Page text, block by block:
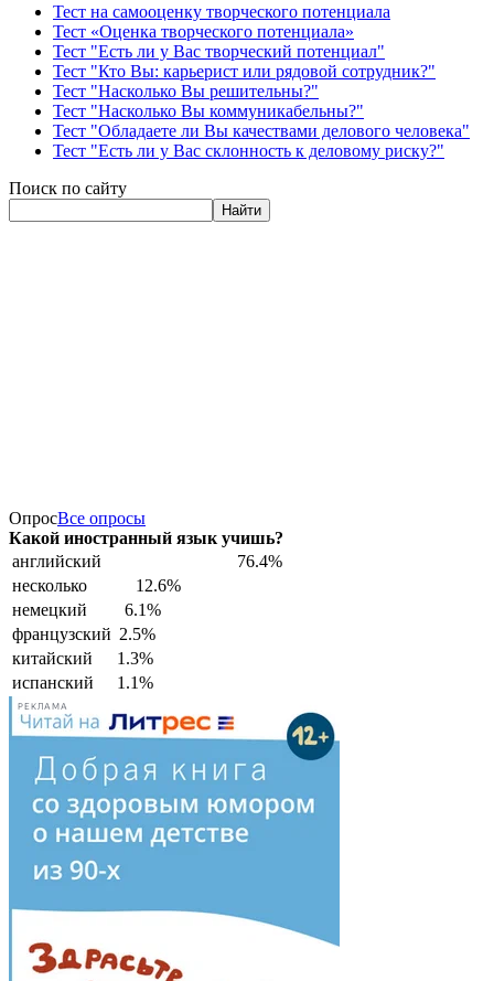
Тест на самооценку творческого потенциала
Тест «Оценка творческого потенциала»
Тест "Есть ли у Вас творческий потенциал"
Тест "Кто Вы: карьерист или рядовой сотрудник?"
Тест "Насколько Вы решительны?"
Тест "Насколько Вы коммуникабельны?"
Тест "Обладаете ли Вы качествами делового человека"
Тест "Есть ли у Вас склонность к деловому риску?"
Поиск по сайту
Найти
ОпросВсе опросы
Какой иностранный язык учишь?
английский
76.4%
несколько
12.6%
немецкий
6.1%
французский 2.5%
китайский
1.3%
испанский
1.1%
РЕКЛАМА